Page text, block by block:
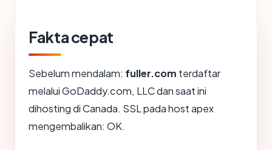
Fakta cepat
Sebelum mendalam: fuller.com terdaftar
melalui GoDaddy.com, LLC dan saat ini
dihosting di Canada. SSL pada host apex
mengembalikan: OK.